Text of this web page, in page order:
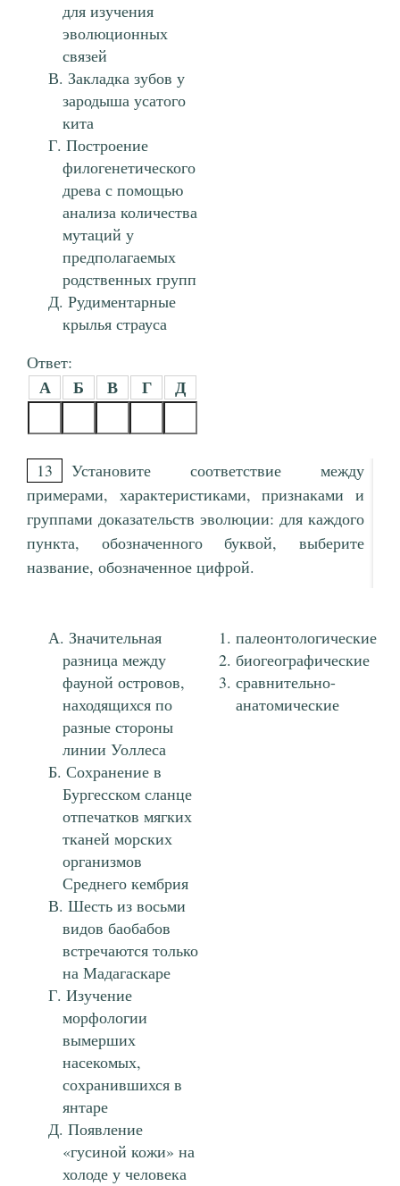
для изучения
эволюционных
связей
Закладка зубов у
зародыша усатого
кита
Построение
филогенетического
древа с помощью
анализа количества
мутаций у
предполагаемых
родственных групп
Рудиментарные
крылья страуса
Ответ:
А Б В Г Д
13
Установите соответствие между
примерами, характеристиками, признаками и
группами доказательств эволюции: для каждого
пункта, обозначенного буквой, выберите
название, обозначенное цифрой.
Значительная
разница между
фауной островов,
находящихся по
разные стороны
линии Уоллеса
Сохранение в
Бургесском сланце
отпечатков мягких
тканей морских
организмов
Среднего кембрия
Шесть из восьми
видов баобабов
встречаются только
на Мадагаскаре
Изучение
морфологии
вымерших
насекомых,
сохранившихся в
янтаре
Появление
«гусиной кожи» на
холоде у человека
палеонтологические
биогеографические
сравнительно-
анатомические